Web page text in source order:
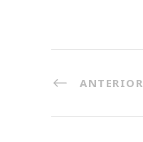
ANTERIOR